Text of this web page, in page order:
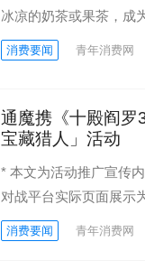
冰凉的奶茶或果茶，成
消费要闻 青年消费网
通魔携《十殿阎罗
宝藏猎人」活动
* 本文为活动推广宣传
对战平台实际页面展示
消费要闻 青年消费网